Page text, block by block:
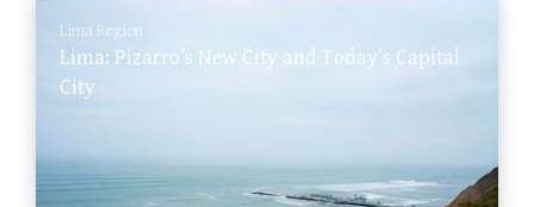
Lima Region
Lima: Pizarro’s New City and Today’s Capital
City